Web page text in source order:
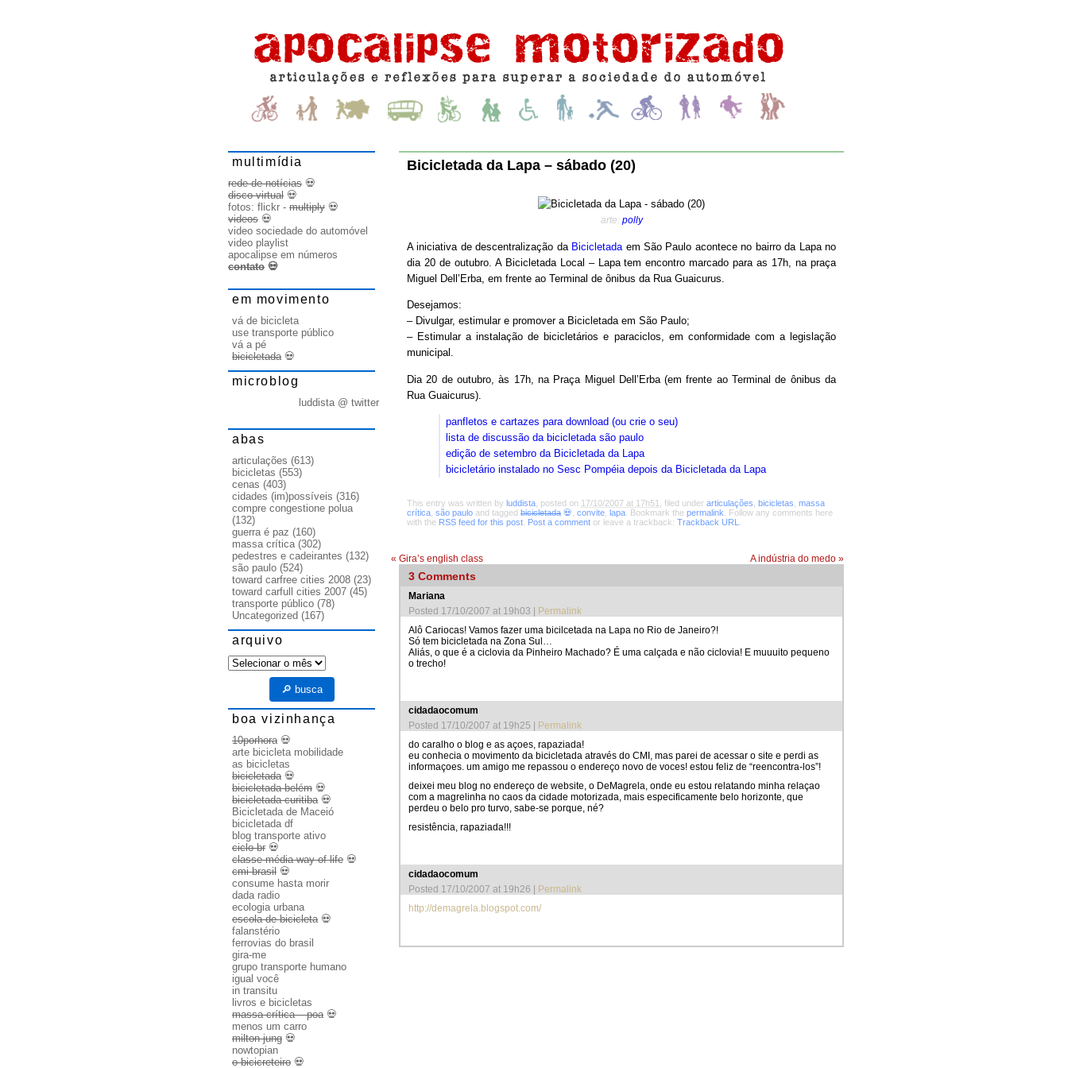
Bicicletada da Lapa – sábado (20)
arte: polly
A iniciativa de descentralização da Bicicletada em São Paulo acontece no bairro da Lapa no
dia 20 de outubro. A Bicicletada Local – Lapa tem encontro marcado para as 17h, na praça
Miguel Dell’Erba, em frente ao Terminal de ônibus da Rua Guaicurus.
Desejamos:
– Divulgar, estimular e promover a Bicicletada em São Paulo;
– Estimular a instalação de bicicletários e paraciclos, em conformidade com a legislação
municipal.
Dia 20 de outubro, às 17h, na Praça Miguel Dell’Erba (em frente ao Terminal de ônibus da
Rua Guaicurus).
panfletos e cartazes para download (ou crie o seu)
lista de discussão da bicicletada são paulo
edição de setembro da Bicicletada da Lapa
bicicletário instalado no Sesc Pompéia depois da Bicicletada da Lapa
This entry was written by luddista , posted on 17/10/2007 at 17h51 , filed under articulações bicicletas massa
crítica são paulo and tagged bicicletada 💀 convite lapa . Bookmark the permalink . Follow any comments here
with the RSS feed for this post Post a comment or leave a trackback: Trackback URL
« Gira’s english class A indústria do medo »
3 Comments
Mariana
Posted 17/10/2007 at 19h03
Permalink
Alô Cariocas! Vamos fazer uma bicilcetada na Lapa no Rio de Janeiro?!
Só tem bicicletada na Zona Sul…
Aliás, o que é a ciclovia da Pinheiro Machado? É uma calçada e não ciclovia! E muuuito pequeno
o trecho!
cidadaocomum
Posted 17/10/2007 at 19h25
Permalink
do caralho o blog e as açoes, rapaziada!
eu conhecia o movimento da bicicletada através do CMI, mas parei de acessar o site e perdi as
informaçoes. um amigo me repassou o endereço novo de voces! estou feliz de “reencontra-los”!
deixei meu blog no endereço de website, o DeMagrela, onde eu estou relatando minha relaçao
com a magrelinha no caos da cidade motorizada, mais especificamente belo horizonte, que
perdeu o belo pro turvo, sabe-se porque, né?
resistência, rapaziada!!!
cidadaocomum
Posted 17/10/2007 at 19h26
Permalink
http://demagrela.blogspot.com/
multimídia
rede de notícias 💀
disco virtual 💀
fotos: flickr - multiply 💀
videos 💀
video sociedade do automóvel
video playlist
apocalipse em números
contato 💀
em movimento
vá de bicicleta
use transporte público
vá a pé
bicicletada💀
microblog
luddista @ twitter
abas
articulações (613)
bicicletas (553)
cenas (403)
cidades (im)possíveis (316)
compre congestione polua
(132)
guerra é paz (160)
massa crítica(302)
pedestres e cadeirantes (132)
são paulo (524)
toward carfree cities 2008 (23)
toward carfull cities 2007 (45)
transporte público (78)
Uncategorized (167)
arquivo
arquivo
🔎 busca
boa vizinhança
10porhora💀
arte bicicleta mobilidade
as bicicletas
bicicletada💀
bicicletada belém 💀
bicicletada curitiba💀
Bicicletada de Maceió
bicicletada df
blog transporte ativo
ciclo br 💀
classe média way of life 💀
cmi brasil 💀
consume hasta morir
dada radio
ecologia urbana
escola de bicicleta💀
falanstério
ferrovias do brasil
gira-me
grupo transporte humano
igual você
in transitu
livros e bicicletas
massa crítica – poa💀
menos um carro
milton jung 💀
nowtopian
o bicicreteiro 💀